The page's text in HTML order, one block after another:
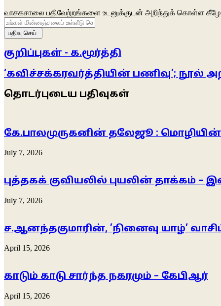
வாசகசாலை பதிவேற்றங்களை உடனுக்குடன் அறிந்துக் கொள்ள
உங்கள்
மின்னஞ்சலைப்
உள்ளீடு
செய்க
குறிப்புகள் - க.மூர்த்தி
‘கவிச்சக்கரவர்த்தியின் பணிவு’; நூல்
தொடர்புடைய பதிவுகள்
கே.பாலமுருகனின் தலேஜூ : மொழியின்
July 7, 2026
புத்தகக் குவியலில் புயலின் தாக்கம்
July 7, 2026
ச.ஆனந்தகுமாரின், ’நினைவு யாழ்’
April 15, 2026
காடும் காடு சார்ந்த நகரமும் – கேபிஆர்
April 15, 2026